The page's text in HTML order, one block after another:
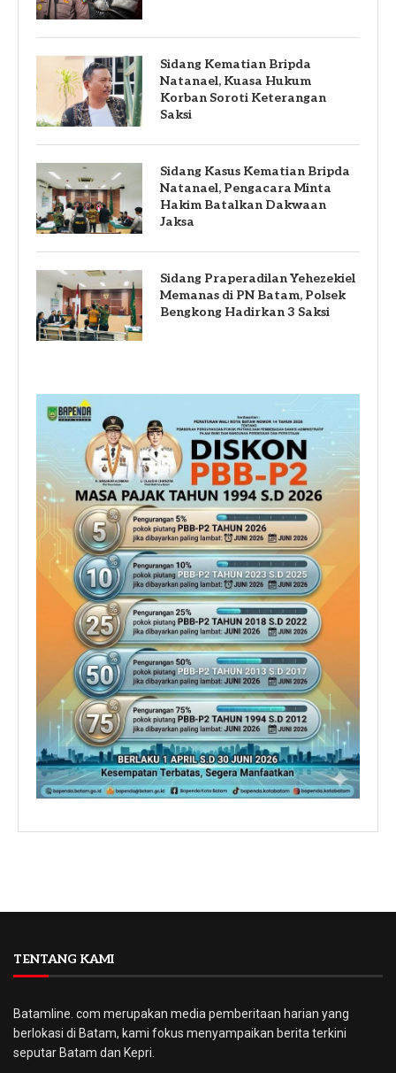
Sidang Kematian Bripda
Natanael, Kuasa Hukum
Korban Soroti Keterangan
Saksi
Sidang Kasus Kematian Bripda
Natanael, Pengacara Minta
Hakim Batalkan Dakwaan
Jaksa
Sidang Praperadilan Yehezekiel
Memanas di PN Batam, Polsek
Bengkong Hadirkan 3 Saksi
TENTANG KAMI
Batamline. com merupakan media pemberitaan harian yang
berlokasi di Batam, kami fokus menyampaikan berita terkini
seputar Batam dan Kepri.